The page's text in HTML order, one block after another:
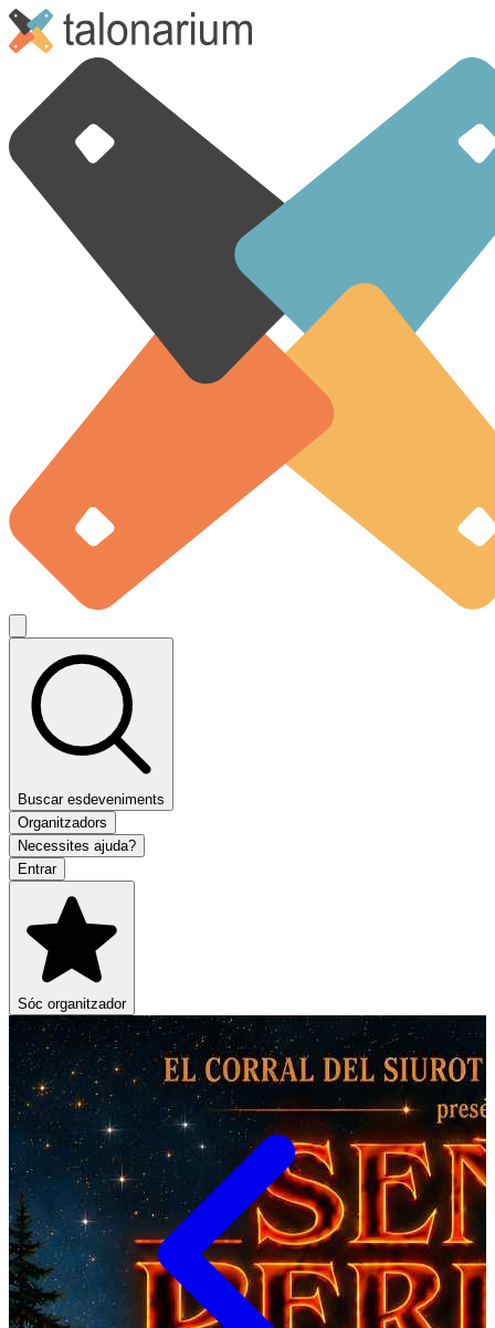
Buscar esdeveniments
Organitzadors
Necessites ajuda?
Entrar
Sóc organitzador